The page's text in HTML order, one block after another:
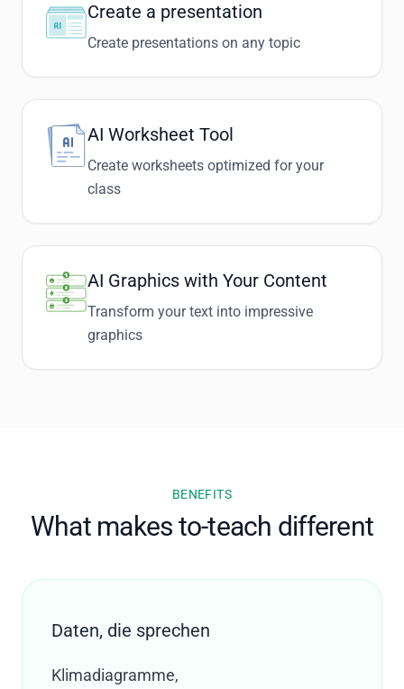
Create a presentation
Create presentations on any topic
AI Worksheet Tool
Create worksheets optimized for your
class
AI Graphics with Your Content
Transform your text into impressive
graphics
BENEFITS
What makes to-teach different
Daten, die sprechen
Klimadiagramme,